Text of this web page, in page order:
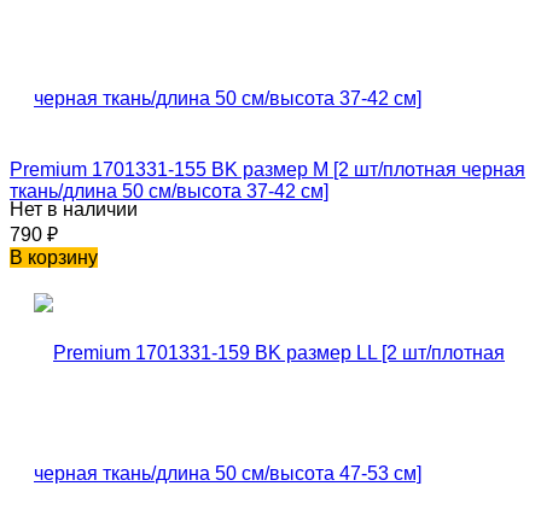
Premium 1701331-155 BK размер M [2 шт/плотная черная
ткань/длина 50 см/высота 37-42 см]
Нет в наличии
790 ₽
В корзину